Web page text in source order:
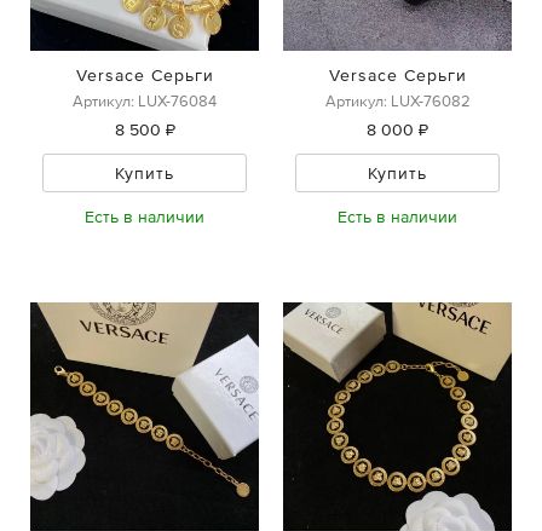
Versace Серьги
Артикул: LUX-76084
8 500 ₽
Купить
Есть в наличии
Versace Серьги
Артикул: LUX-76082
8 000 ₽
Купить
Есть в наличии